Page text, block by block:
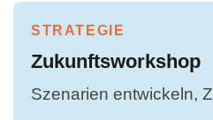
STRATEGIE
Zukunftsworkshop
Szenarien entwickeln,